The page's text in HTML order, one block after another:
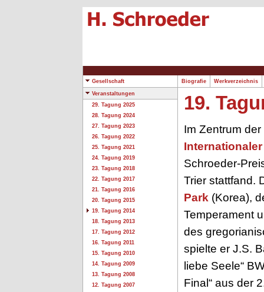
Gesellschaft Biografie Werkverzeichnis
Veranstaltungen
29. Tagung 2025
28. Tagung 2024
27. Tagung 2023
26. Tagung 2022
25. Tagung 2021
24. Tagung 2019
23. Tagung 2018
22. Tagung 2017
21. Tagung 2016
20. Tagung 2015
19. Tagung 2014
18. Tagung 2013
17. Tagung 2012
16. Tagung 2011
15. Tagung 2010
14. Tagung 2009
13. Tagung 2008
12. Tagung 2007
19.
Im Zentrum
Schroeder-
Trier stattfand.
Park (Korea),
Temperament
des
spielte er J.S.
liebe Seele“
Final“ aus der